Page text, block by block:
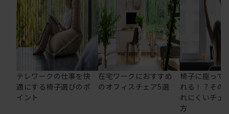
テレワークの仕事を快
適にする椅子選びのポ
イント
在宅ワークにおすすめ
のオフィスチェア5選
椅子に座って
れる！？その
れにくいチェ
方